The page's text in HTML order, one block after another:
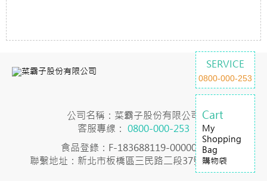
SERVICE
0800-000-253
Cart
My
Shopping
Bag
購物袋
公司名稱：菜霸子股份有限公司
客服專線： 0800-000-253
食品登錄：F-183688119-00000-7
聯繫地址：新北市板橋區三民路二段37號23樓之2